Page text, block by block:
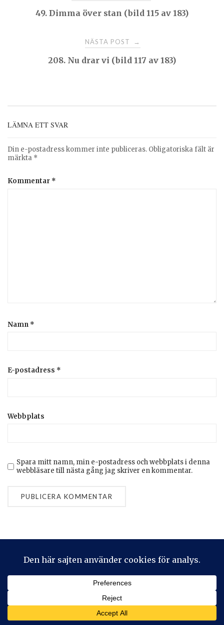
navigation
49. Dimma över stan (bild 115 av 183)
NÄSTA POST →
208. Nu drar vi (bild 117 av 183)
LÄMNA ETT SVAR
Din e-postadress kommer inte publiceras. Obligatoriska fält är
märkta *
Kommentar *
Namn *
E-postadress *
Webbplats
Spara mitt namn, min e-postadress och webbplats i denna
webbläsare till nästa gång jag skriver en kommentar.
2026 © Stickeralla Theme by
Privacy & Cookies: This site uses cookies. By continuing to use
this website, you agree to their use.
To find out more, including how to control cookies, see here: